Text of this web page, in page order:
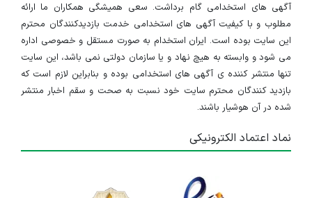
آگهی های استخدامی گام برداشت. سعی همیشگی همکاران ما ارائه
مطلوب و با کیفیت آگهی های استخدامی خدمت بازدیدکنندگان محترم
این سایت بوده است. ایران استخدام به صورت مستقل و خصوصی اداره
می شود و وابسته به هیچ نهاد و یا سازمان دولتی نمی باشد، این سایت
تنها منتشر کننده ی آگهی های استخدامی بوده و بنابراین لازم است که
بازدید کنندگان محترم سایت خود نسبت به صحت و سقم اخبار منتشر
شده در آن هوشیار باشند.
نماد اعتماد الکترونیکی